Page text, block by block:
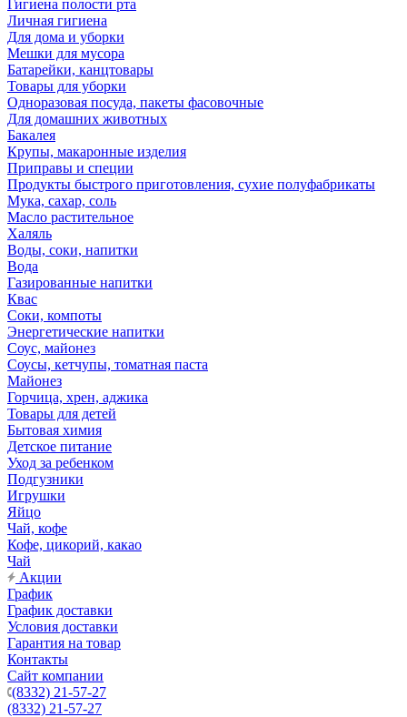
Гигиена полости рта
Личная гигиена
Для дома и уборки
Мешки для мусора
Батарейки, канцтовары
Товары для уборки
Одноразовая посуда, пакеты фасовочные
Для домашних животных
Бакалея
Крупы, макаронные изделия
Приправы и специи
Продукты быстрого приготовления, сухие полуфабрикаты
Мука, сахар, соль
Масло растительное
Халяль
Воды, соки, напитки
Вода
Газированные напитки
Квас
Соки, компоты
Энергетические напитки
Соус, майонез
Соусы, кетчупы, томатная паста
Майонез
Горчица, хрен, аджика
Товары для детей
Бытовая химия
Детское питание
Уход за ребенком
Подгузники
Игрушки
Яйцо
Чай, кофе
Кофе, цикорий, какао
Чай
Акции
График
График доставки
Условия доставки
Гарантия на товар
Контакты
Сайт компании
(8332) 21-57-27
(8332) 21-57-27